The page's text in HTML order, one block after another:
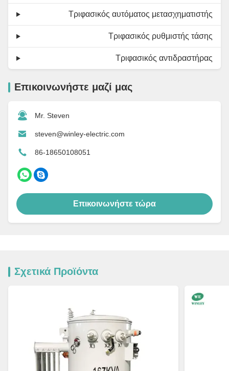
Τριφασικός αυτόματος μετασχηματιστής
Τριφασικός ρυθμιστής τάσης
Τριφασικός αντιδραστήρας
Επικοινωνήστε μαζί μας
Mr. Steven
steven@winley-electric.com
86-18650108051
Επικοινωνήστε τώρα
Σχετικά Προϊόντα